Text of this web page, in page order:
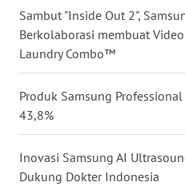
Sambut "Inside Out 2",
Berkolaborasi membuat
Laundry Combo™
Produk Samsung
43,8%
Inovasi Samsung AI
Dukung Dokter Indonesia
WN
WN